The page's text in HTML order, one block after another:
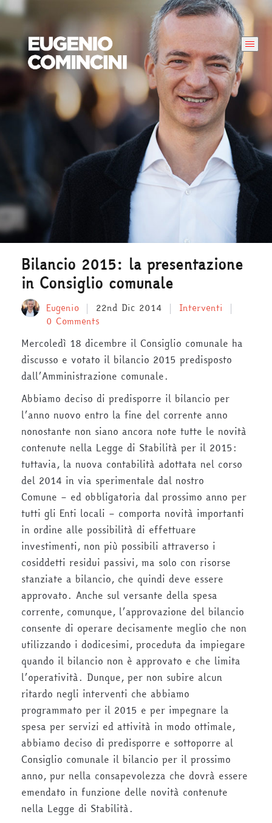
Bilancio 2015: la presentazione
in Consiglio comunale
Eugenio 22nd Dic 2014
Interventi
0 Comments
Mercoledì 18 dicembre il Consiglio comunale ha
discusso e votato il bilancio 2015 predisposto
dall’Amministrazione comunale.
Abbiamo deciso di predisporre il bilancio per
l’anno nuovo entro la fine del corrente anno
nonostante non siano ancora note tutte le novità
contenute nella Legge di Stabilità per il 2015:
tuttavia, la nuova contabilità adottata nel corso
del 2014 in via sperimentale dal nostro
Comune – ed obbligatoria dal prossimo anno per
tutti gli Enti locali – comporta novità importanti
in ordine alle possibilità di effettuare
investimenti, non più possibili attraverso i
cosiddetti residui passivi, ma solo con risorse
stanziate a bilancio, che quindi deve essere
approvato. Anche sul versante della spesa
corrente, comunque, l’approvazione del bilancio
consente di operare decisamente meglio che non
utilizzando i dodicesimi, proceduta da impiegare
quando il bilancio non è approvato e che limita
l’operatività. Dunque, per non subire alcun
ritardo negli interventi che abbiamo
programmato per il 2015 e per impegnare la
spesa per servizi ed attività in modo ottimale,
abbiamo deciso di predisporre e sottoporre al
Consiglio comunale il bilancio per il prossimo
anno, pur nella consapevolezza che dovrà essere
emendato in funzione delle novità contenute
nella Legge di Stabilità.